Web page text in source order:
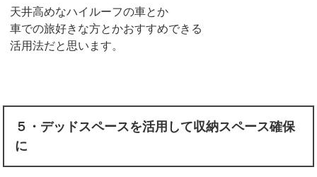
天井高めなハイルーフの車とか
車での旅好きな方とかおすすめできる
活用法だと思います。
５・デッドスペースを活用して収納スペース確保
に